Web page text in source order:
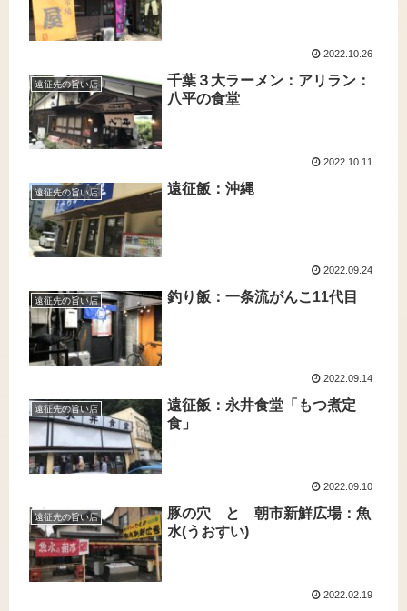
2022.10.26
遠征先の旨い店
千葉３大ラーメン：アリラン：
八平の食堂
2022.10.11
遠征先の旨い店 遠征飯：沖縄
2022.09.24
遠征先の旨い店 釣り飯：一条流がんこ11代目
2022.09.14
遠征先の旨い店
遠征飯：永井食堂「もつ煮定
食」
2022.09.10
遠征先の旨い店
豚の穴 と 朝市新鮮広場：魚
水(うおすい)
2022.02.19